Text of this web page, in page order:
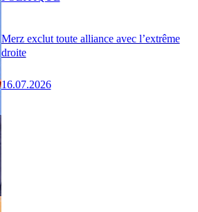
Merz exclut toute alliance avec l’extrême
droite
16.07.2026